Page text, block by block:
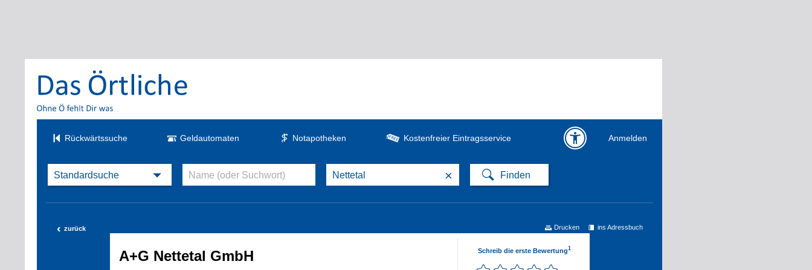
Rückwärtssuche Geldautomaten Notapotheken Kostenfreier Eintragsservice Anmelden
×
ins Adressbuch
Drucken
‹ zurück
A+G Nettetal GmbH Schreib die erste Bewertung1